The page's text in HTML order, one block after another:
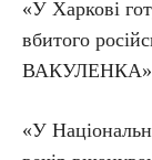
«У Харкові
вбитого
ВАКУЛЕНКА»
«У